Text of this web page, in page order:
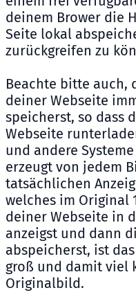
deinem Brower die
Seite lokal
zurückgreifen zu
Beachte bitte auch,
deiner Webseite
speicherst, so dass
Webseite
und andere
erzeugt von jedem
tatsächlichen
welches im Original
deiner Webseite in
anzeigst und dann
abspeicherst, ist
groß und damit viel
Originalbild.